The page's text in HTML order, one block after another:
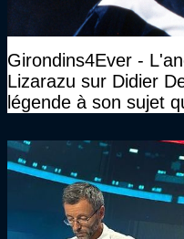
Girondins4Ever -
Lizarazu sur Didier
légende à son sujet